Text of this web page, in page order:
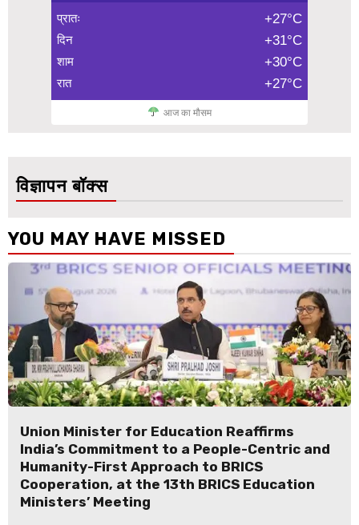
प्रातः +27°C
दिन +31°C
शाम +30°C
रात +27°C
आज का मौसम
विज्ञापन बॉक्स
YOU MAY HAVE MISSED
Union Minister for Education Reaffirms
India’s Commitment to a People-Centric and
Humanity-First Approach to BRICS
Cooperation, at the 13th BRICS Education
Ministers’ Meeting